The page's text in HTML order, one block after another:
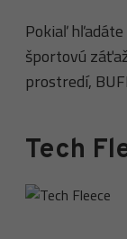
Pokiaľ
športovú
prostredí,
Tech